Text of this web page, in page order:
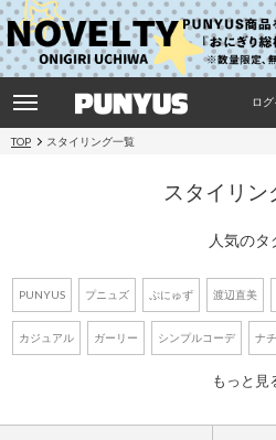
ロ
TOP スタイリング一覧
スタイリン
人気のタ
PUNYUS プニュズ ぷにゅず 渡辺直美
カジュアル ガーリー シンプルコーデ ナ
再入荷アイテ
ビッグシルエット Tシャツ デニム ワンピ
もっと見